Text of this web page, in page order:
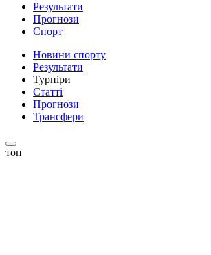
Результати
Прогнози
Спорт
Новини спорту
Результати
Турніри
Статті
Прогнози
Трансфери
топ